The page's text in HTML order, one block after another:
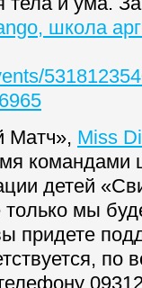
школа
Матч», Miss
командами
детей
мы
придете
по